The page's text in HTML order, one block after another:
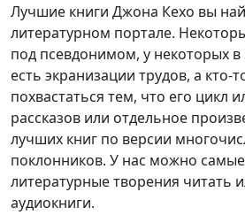
Лучшие книги Джона Кехо вы
литературном портале.
под псевдонимом, у некоторых
есть экранизации трудов, а кто-
похвастаться тем, что его цикл
рассказов или отдельное
лучших книг по версии
поклонников. У нас можно
литературные творения читать
аудиокниги.